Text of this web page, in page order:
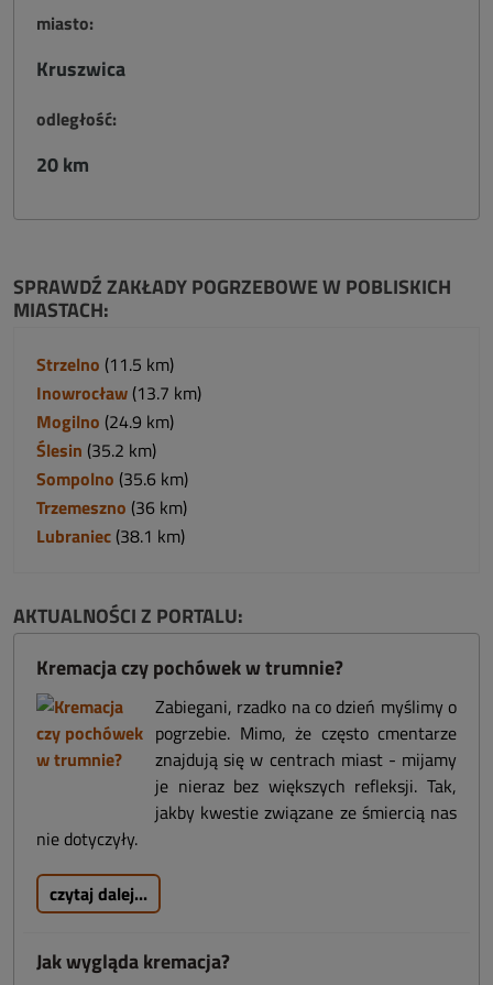
miasto:
Kruszwica
odległość:
20 km
SPRAWDŹ ZAKŁADY POGRZEBOWE W POBLISKICH
MIASTACH:
Strzelno (11.5 km)
Inowrocław (13.7 km)
Mogilno (24.9 km)
Ślesin (35.2 km)
Sompolno (35.6 km)
Trzemeszno (36 km)
Lubraniec (38.1 km)
AKTUALNOŚCI Z PORTALU:
Kremacja czy pochówek w trumnie?
Zabiegani, rzadko na co dzień myślimy o
pogrzebie. Mimo, że często cmentarze
znajdują się w centrach miast - mijamy
je nieraz bez większych refleksji. Tak,
jakby kwestie związane ze śmiercią nas
nie dotyczyły.
czytaj dalej...
Jak wygląda kremacja?